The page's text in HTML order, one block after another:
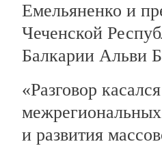
Емельяненко и
Чеченской
Балкарии Альви
«Разговор
и развития